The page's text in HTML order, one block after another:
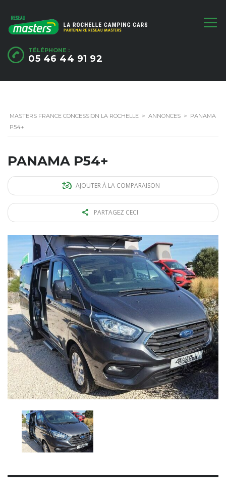
TÉLÉPHONE :
05 46 44 91 92
MASTERS FRANCE CONCESSION LA ROCHELLE > ANNONCES > PANAMA
P54+
PANAMA P54+
AJOUTER À LA COMPARAISON
PARTAGEZ CECI